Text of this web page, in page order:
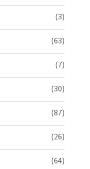
(3)
(63)
(7)
(30)
(87)
(26)
(64)